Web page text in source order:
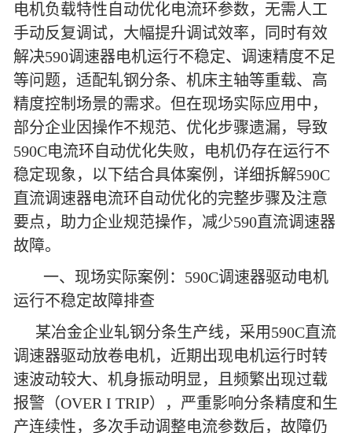
电机负载特性自动优化电流环参数，无需人工
手动反复调试，大幅提升调试效率，同时有效
解决590调速器电机运行不稳定、调速精度不足
等问题，适配轧钢分条、机床主轴等重载、高
精度控制场景的需求。但在现场实际应用中，
部分企业因操作不规范、优化步骤遗漏，导致
590C电流环自动优化失败，电机仍存在运行不
稳定现象，以下结合具体案例，详细拆解590C
直流调速器电流环自动优化的完整步骤及注意
要点，助力企业规范操作，减少590直流调速器
故障。
一、现场实际案例：590C调速器驱动电机
运行不稳定故障排查
某冶金企业轧钢分条生产线，采用590C直流
调速器驱动放卷电机，近期出现电机运行时转
速波动较大、机身振动明显，且频繁出现过载
报警（OVER I TRIP），严重影响分条精度和生
产连续性，多次手动调整电流参数后，故障仍